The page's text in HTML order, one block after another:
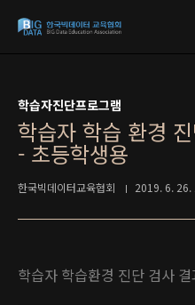
학습자진단프로그램
학습자 학습 환경
- 초등학생용
한국빅데이터교육협회 2019. 6. 26.
학습자 학습환경 진단 검사